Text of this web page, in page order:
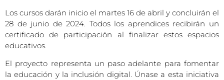
Los cursos darán inicio el martes 16 de abril y concluirán el
28 de junio de 2024. Todos los aprendices recibirán un
certificado de participación al finalizar estos espacios
educativos.
El proyecto representa un paso adelante para fomentar
la educación y la inclusión digital. Únase a esta iniciativa